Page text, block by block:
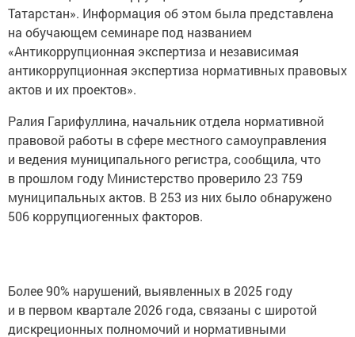
Татарстан». Информация об этом была представлена
на обучающем семинаре под названием
«Антикоррупционная экспертиза и независимая
антикоррупционная экспертиза нормативных правовых
актов и их проектов».
Ралия Гарифуллина, начальник отдела нормативной
правовой работы в сфере местного самоуправления
и ведения муниципального регистра, сообщила, что
в прошлом году Министерство проверило 23 759
муниципальных актов. В 253 из них было обнаружено
506 коррупциогенных факторов.
Более 90% нарушений, выявленных в 2025 году
и в первом квартале 2026 года, связаны с широтой
дискреционных полномочий и нормативными